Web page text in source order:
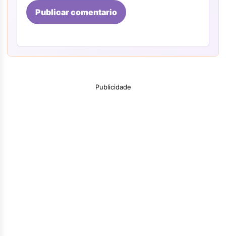
Publicar comentario
Publicidade